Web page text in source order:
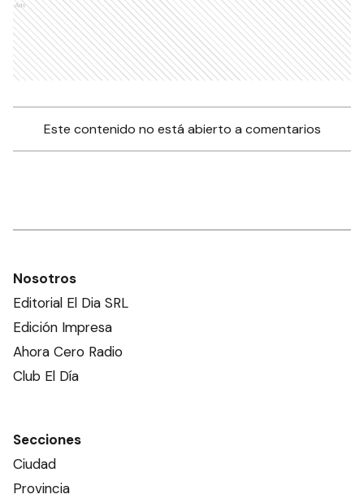
Ads
Este contenido no está abierto a comentarios
Nosotros
Editorial El Dia SRL
Edición Impresa
Ahora Cero Radio
Club El Día
Secciones
Ciudad
Provincia